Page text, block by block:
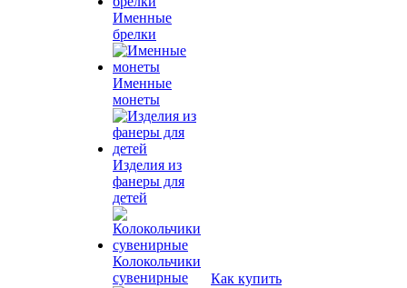
Именные
брелки
Именные
монеты
Изделия из
фанеры для
детей
Колокольчики
сувенирные
Как купить